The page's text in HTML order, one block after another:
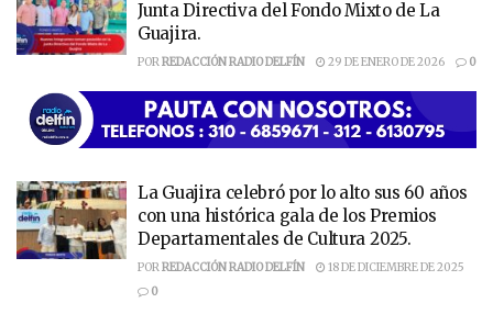
Junta Directiva del Fondo Mixto de La
Guajira.
PORREDACCIÓN RADIO DELFÍN 29 DE ENERO DE 2026 0
La Guajira celebró por lo alto sus 60 años
con una histórica gala de los Premios
Departamentales de Cultura 2025.
PORREDACCIÓN RADIO DELFÍN
18 DE DICIEMBRE DE 2025
0